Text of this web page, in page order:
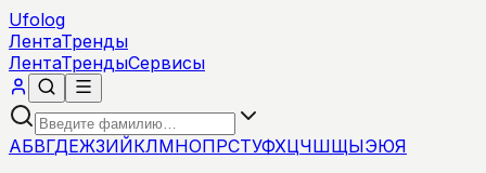
Ufolog
ЛентаТренды
ЛентаТрендыСервисы
АБВГДЕЖЗИЙКЛМНОПРСТУФХЦЧШЩЫЭЮЯ